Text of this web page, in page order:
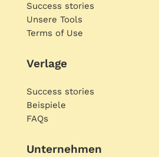
Success stories
Unsere Tools
Terms of Use
Verlage
Success stories
Beispiele
FAQs
Unternehmen